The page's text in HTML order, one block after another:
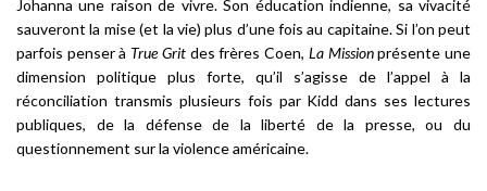
Johanna une raison de vivre. Son éducation indienne, sa vivacité
sauveront la mise (et la vie) plus d’une fois au capitaine. Si l’on peut
parfois penser à True Gritdes frères Coen, La Missionprésente une
dimension politique plus forte, qu’il s’agisse de l’appel à la
réconciliation transmis plusieurs fois par Kidd dans ses lectures
publiques, de la défense de la liberté de la presse, ou du
questionnement sur la violence américaine.